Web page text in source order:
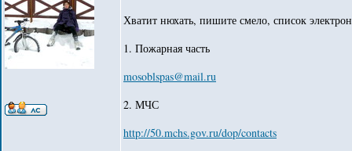
Хватит нюхать, пишите смело, список
1. Пожарная часть
mosoblspas@mail.ru
2. МЧС
http://50.mchs.gov.ru/dop/contacts